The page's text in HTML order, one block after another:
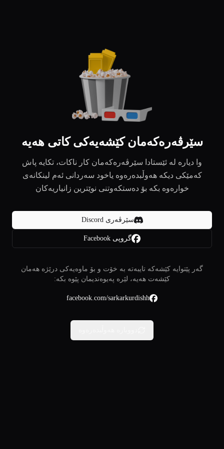
سێرڤەرەکەمان کێشەیەکی کاتی هەیە
وا دیارە لە ئێستادا سێرڤەرەکەمان کار ناکات، تکایە پاش
کەمێکی دیکە هەوڵبدەرەوە یاخود سەردانی ئەم لینکانەی
خوارەوە بکە بۆ دەستکەوتنی نوێترین زانیاریەکان
سێرڤەری Discord
گروپی Facebook
گەر پێتوایە کێشەکە تایبەتە بە خۆت و بۆ ماوەیەکی درێژە هەمان
کێشەت هەیە، لێرە پەیوەندیمان پێوە بکە:
facebook.com/sarkarkurdishh